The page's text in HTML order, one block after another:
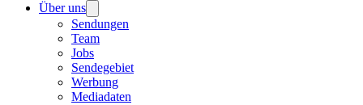
Über uns
Sendungen
Team
Jobs
Sendegebiet
Werbung
Mediadaten